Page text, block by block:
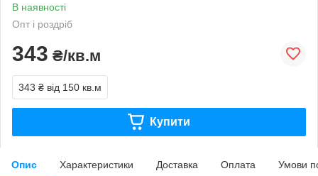
В наявності
Опт і роздріб
343 ₴/кв.м
343 ₴ від 150 кв.м
Купити
Опис Характеристики Доставка Оплата Умови